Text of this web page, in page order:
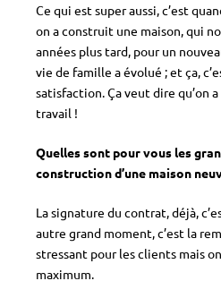
Ce qui est super aussi, c’est
on a construit une maison, qui
années plus tard, pour un
vie de famille a évolué ; et ça,
satisfaction. Ça veut dire qu’on
travail !
Quelles sont pour vous les
construction d’une maison
La signature du contrat, déjà,
autre grand moment, c’est la
stressant pour les clients mais
maximum.